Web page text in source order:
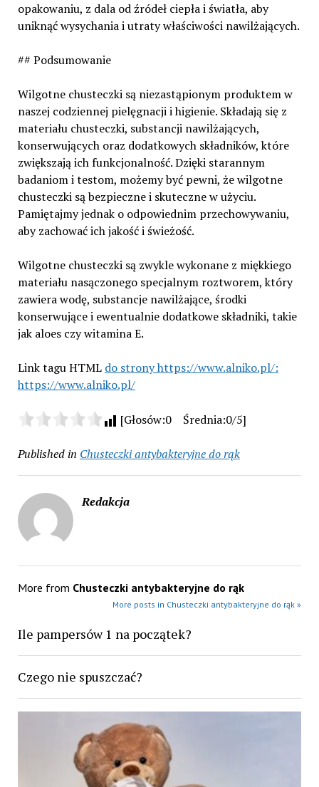
opakowaniu, z dala od źródeł ciepła i światła, aby
uniknąć wysychania i utraty właściwości nawilżających.
## Podsumowanie
Wilgotne chusteczki są niezastąpionym produktem w
naszej codziennej pielęgnacji i higienie. Składają się z
materiału chusteczki, substancji nawilżających,
konserwujących oraz dodatkowych składników, które
zwiększają ich funkcjonalność. Dzięki starannym
badaniom i testom, możemy być pewni, że wilgotne
chusteczki są bezpieczne i skuteczne w użyciu.
Pamiętajmy jednak o odpowiednim przechowywaniu,
aby zachować ich jakość i świeżość.
Wilgotne chusteczki są zwykle wykonane z miękkiego
materiału nasączonego specjalnym roztworem, który
zawiera wodę, substancje nawilżające, środki
konserwujące i ewentualnie dodatkowe składniki, takie
jak aloes czy witamina E.
Link tagu HTML do strony https://www.alniko.pl/:
https://www.alniko.pl/
[Głosów:0 Średnia:0/5]
Published in Chusteczki antybakteryjne do rąk
Redakcja
More from Chusteczki antybakteryjne do rąk
More posts in Chusteczki antybakteryjne do rąk »
Ile pampersów 1 na początek?
Czego nie spuszczać?